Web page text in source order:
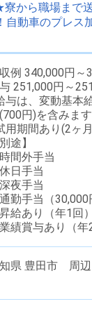
から職場まで
自動車のプレス
例 340,000円～
251,000円～
与は、変動基本
円)を含みます
用期間あり(2ヶ
別途】
時間外手当
休日手当
深夜手当
通勤手当（30,000
給あり（年1回）
績賞与あり（年
県 豊田市 周